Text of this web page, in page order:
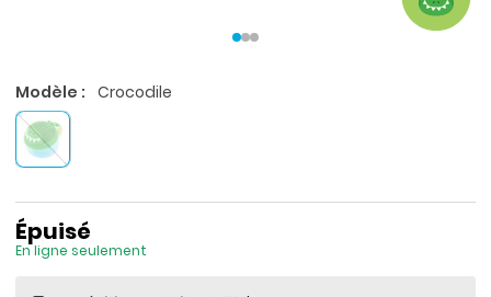
Modèle : Crocodile
Prix de solde
Épuisé
En ligne seulement